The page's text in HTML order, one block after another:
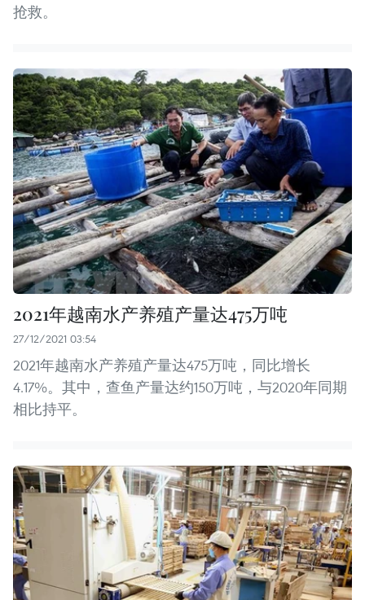
抢救。
2021年越南水产养殖产量达475万吨
27/12/2021 03:54
2021年越南水产养殖产量达475万吨，同比增长
4.17%。其中，查鱼产量达约150万吨，与2020年同期
相比持平。